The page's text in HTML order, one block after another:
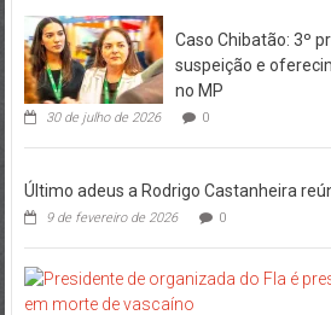
Caso Chibatão: 3º
suspeição e
no MP
30 de julho de 2026 0
Último adeus a Rodrigo Castanheira
9 de fevereiro de 2026 0